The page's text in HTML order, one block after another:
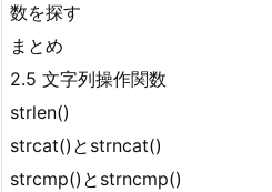
数を探す
まとめ
2.5 文字列操作関数
strlen()
strcat()とstrncat()
strcmp()とstrncmp()